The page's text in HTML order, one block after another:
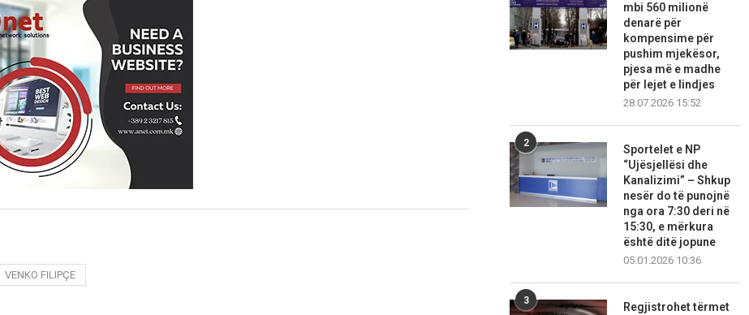
VENKO FILIPÇE
mbi 560 milionë
denarë për
kompensime për
pushim mjekësor,
pjesa më e madhe
për lejet e lindjes
28.07.2026 15:52
2
Sportelet e NP
“Ujësjellësi dhe
Kanalizimi” – Shkup
nesër do të punojnë
nga ora 7:30 deri në
15:30, e mërkura
është ditë jopune
05.01.2026 10:36
3
Regjistrohet tërmet